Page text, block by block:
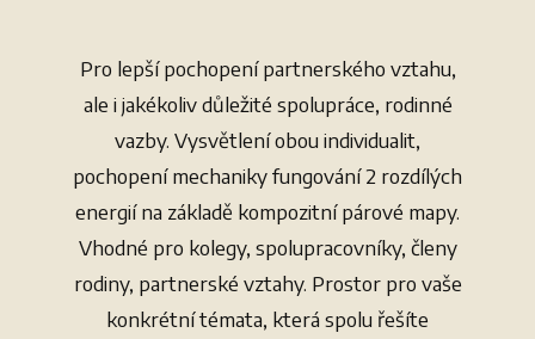
Pro lepší pochopení partnerského vztahu,
ale i jakékoliv důležité spolupráce, rodinné
vazby. Vysvětlení obou individualit,
pochopení mechaniky fungování 2 rozdílých
energií na základě kompozitní párové mapy.
Vhodné pro kolegy, spolupracovníky, členy
rodiny, partnerské vztahy. Prostor pro vaše
konkrétní témata, která spolu řešíte